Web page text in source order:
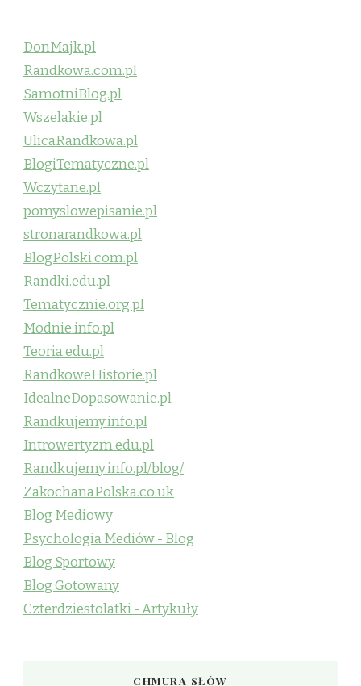
DonMajk.pl
Randkowa.com.pl
SamotniBlog.pl
Wszelakie.pl
UlicaRandkowa.pl
BlogiTematyczne.pl
Wczytane.pl
pomyslowepisanie.pl
stronarandkowa.pl
BlogPolski.com.pl
Randki.edu.pl
Tematycznie.org.pl
Modnie.info.pl
Teoria.edu.pl
RandkoweHistorie.pl
IdealneDopasowanie.pl
Randkujemy.info.pl
Introwertyzm.edu.pl
Randkujemy.info.pl/blog/
ZakochanaPolska.co.uk
Blog Mediowy
Psychologia Mediów - Blog
Blog Sportowy
Blog Gotowany
Czterdziestolatki - Artykuły
CHMURA SŁÓW